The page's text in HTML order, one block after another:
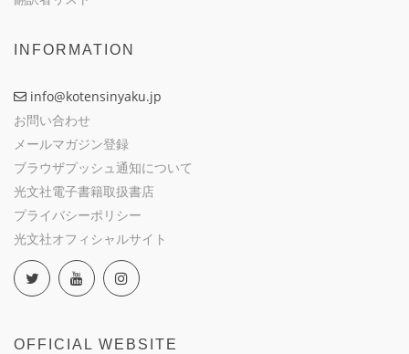
INFORMATION
info@kotensinyaku.jp
お問い合わせ
メールマガジン登録
ブラウザプッシュ通知について
光文社電子書籍取扱書店
プライバシーポリシー
光文社オフィシャルサイト
OFFICIAL WEBSITE